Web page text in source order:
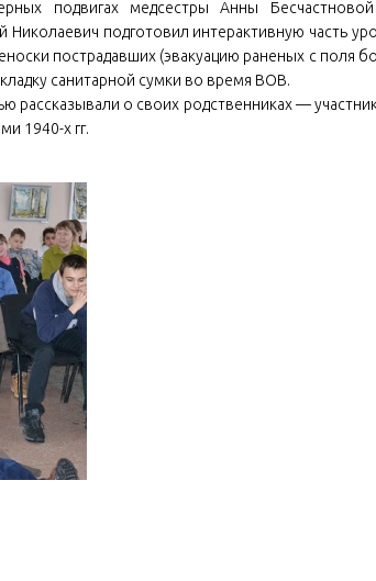
подвигах медсестры Анны
подготовил интерактивную часть
пострадавших (эвакуацию раненых с поля
санитарной сумки во время ВОВ.
рассказывали о своих родственниках —
1940-х гг.